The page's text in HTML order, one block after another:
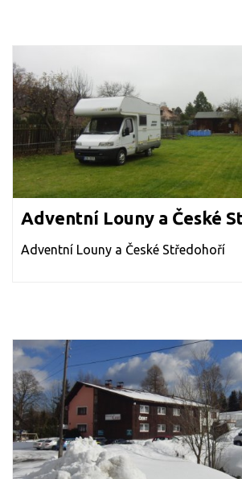
Adventní Louny a České
Adventní Louny a České Středohoří